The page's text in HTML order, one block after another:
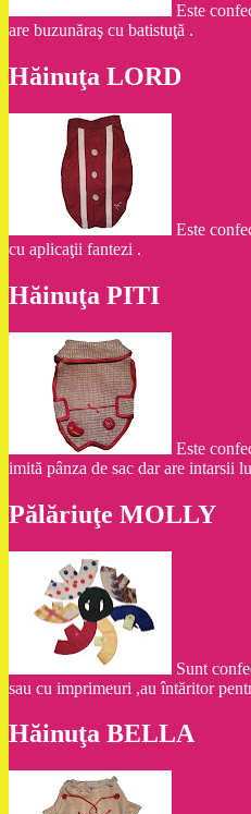
Este
are buzunăraş cu batistuţă .
Hăinuţa LORD
Este
cu aplicaţii fantezi .
Hăinuţa PITI
Este
imită pânza de sac dar are intarsii
Pălăriuţe MOLLY
Sunt
sau cu imprimeuri ,au întăritor
Hăinuţa BELLA